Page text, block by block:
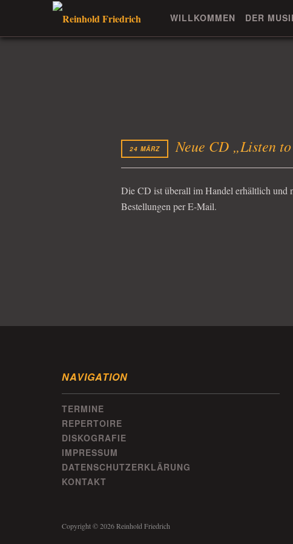
WILLKOMMEN DER
24 MÄRZ Neue CD „Listen
Die CD ist überall im Handel erhältlich und
Bestellungen per E-Mail.
NAVIGATION
TERMINE
REPERTOIRE
DISKOGRAFIE
IMPRESSUM
DATENSCHUTZERKLÄRUNG
KONTAKT
Copyright © 2026 Reinhold Friedrich